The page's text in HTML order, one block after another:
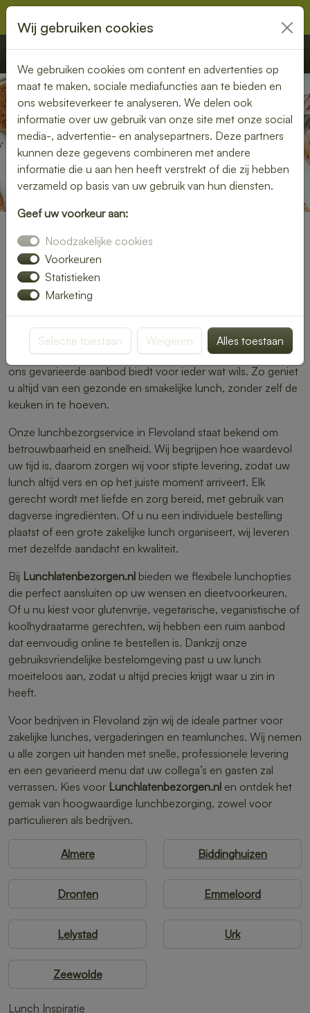
€ 0,00 Offerte Bestellen
Lunch Bezorgen in Flevoland
BijLunchlatenbezorgen.nl
lunch in Flevoland snel, eenvoudig en zorgeloos. Of u nu
smaakvolle lunches direct aan de deur. Van rijkelijk belegde
broodjes en frisse salades tot warme, voedzame maaltijden:
ons gevarieerde aanbod biedt voor ieder wat wils. Zo geniet
u altijd van een gezonde en smakelijke lunch, zonder zelf de
keuken in te hoeven.
Onze lunchbezorgservice in Flevoland staat bekend om
betrouwbaarheid en snelheid. Wij begrijpen hoe waardevol
uw tijd is, daarom zorgen wij voor stipte levering, zodat uw
lunch altijd vers en op het juiste moment arriveert. Elk
gerecht wordt met liefde en zorg bereid, met gebruik van
dagverse ingrediënten. Of u nu een individuele bestelling
plaatst of een grote zakelijke lunch organiseert, wij leveren
met dezelfde aandacht en kwaliteit.
Bij Lunchlatenbezorgen.nl bieden we flexibele lunchopties
die perfect aansluiten op uw wensen en dieetvoorkeuren.
Of u nu kiest voor glutenvrije, vegetarische, veganistische of
koolhydraatarme gerechten, wij hebben een ruim aanbod
dat eenvoudig online te bestellen is. Dankzij onze
gebruiksvriendelijke bestelomgeving past u uw lunch
moeiteloos aan, zodat u altijd precies krijgt waar u zin in
heeft.
Voor bedrijven in Flevoland zijn wij de ideale partner voor
zakelijke lunches, vergaderingen en teamlunches. Wij nemen
u alle zorgen uit handen met snelle, professionele levering
en een gevarieerd menu dat uw collega’s en gasten zal
verrassen. Kies voor Lunchlatenbezorgen.nl en ontdek het
gemak van hoogwaardige lunchbezorging, zowel voor
particulieren als bedrijven.
Almere Biddinghuizen
Dronten Emmeloord
Lelystad Urk
Zeewolde
Lunch Inspiratie
Wij gebruiken cookies
We gebruiken cookies om content en advertenties op
maat te maken, sociale mediafuncties aan te bieden en
ons websiteverkeer te analyseren. We delen ook
informatie over uw gebruik van onze site met onze social
media-, advertentie- en analysepartners. Deze partners
kunnen deze gegevens combineren met andere
informatie die u aan hen heeft verstrekt of die zij hebben
verzameld op basis van uw gebruik van hun diensten.
Geef uw voorkeur aan:
Noodzakelijke cookies
Voorkeuren
Statistieken
Marketing
Selectie toestaan Weigeren Alles toestaan